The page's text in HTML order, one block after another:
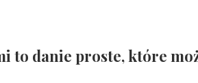
to danie proste, które